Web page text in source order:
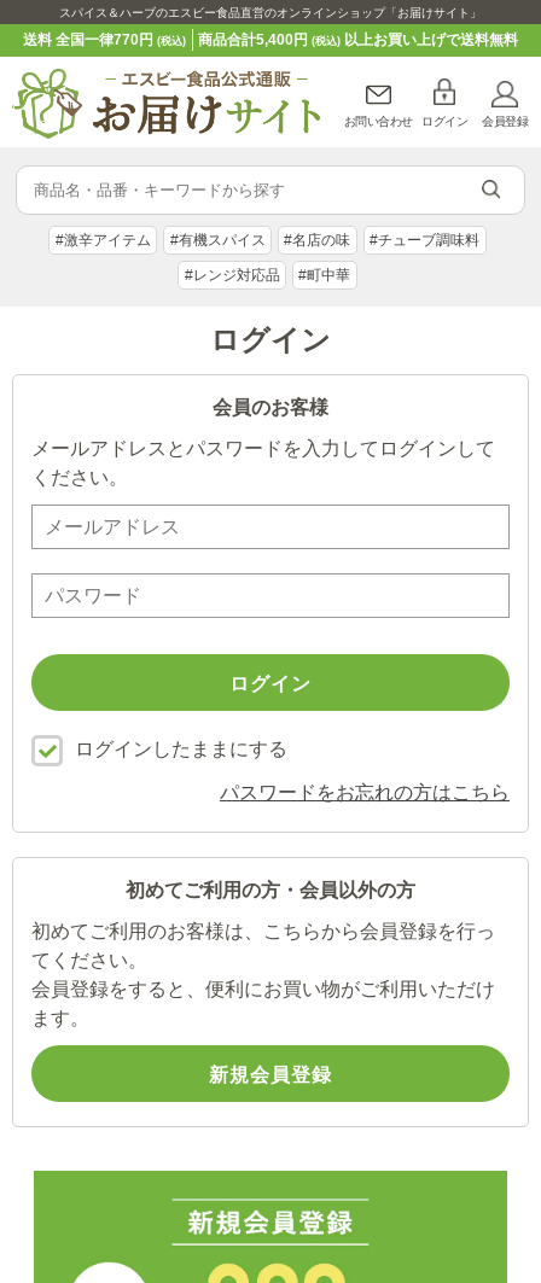
スパイス＆ハーブのエスビー食品直営のオンラインショップ「お届けサイト」
送料 全国一律770円(税込) 商品合計5,400円 (税込)以上お買い上げで送料無料
お問い合わせ ログイン 会員登録
#激辛アイテム #有機スパイス #名店の味 #チューブ調味料
#レンジ対応品 #町中華
ログイン
会員のお客様
メールアドレスとパスワードを入力してログインして
ください。
ログインしたままにする
パスワードをお忘れの方はこちら
初めてご利用の方・会員以外の方
初めてご利用のお客様は、こちらから会員登録を行っ
てください。
会員登録をすると、便利にお買い物がご利用いただけ
ます。